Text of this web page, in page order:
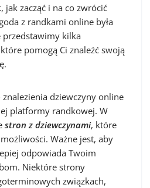
jak zacząć i na co zwrócić
z randkami online była
przedstawimy kilka
pomogą Ci znaleźć swoją
dziewczyny online
platformy randkowej. W
stron z dziewczynami, które
Ważne jest, aby
odpowiada Twoim
Niektóre strony
związkach,